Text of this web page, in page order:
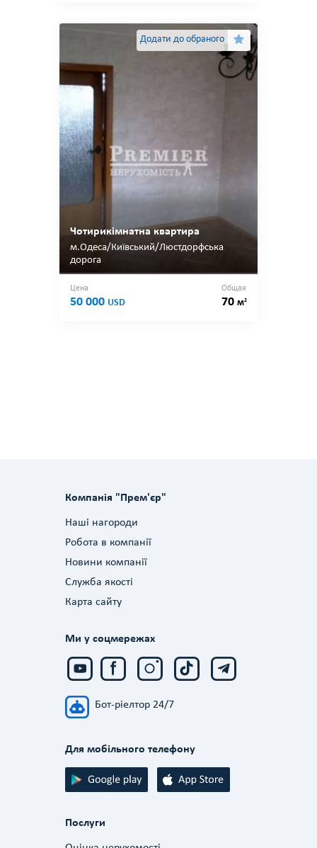
Додати до обраного
Чотирикімнатна квартира
м.Одеса/Київський/Люстдорфська
дорога
Цена
50 000 USD
Общая
70 м2
Компанія "Прем'єр"
Наші нагороди
Робота в компанії
Новини компанії
Служба якості
Карта сайту
Ми у соцмережах
Бот-ріелтор 24/7
Для мобільного телефону
Послуги